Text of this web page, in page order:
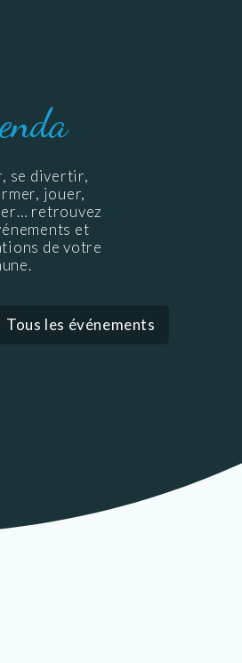
se divertir,
jouer,
retrouvez
et
de votre
Tous les événements